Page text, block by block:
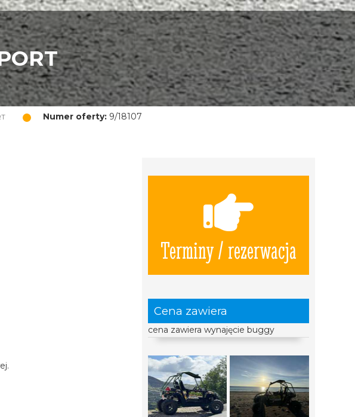
Numer oferty: 9/18107
Terminy / rezerwacja
Cena zawiera
cena zawiera wynajęcie buggy